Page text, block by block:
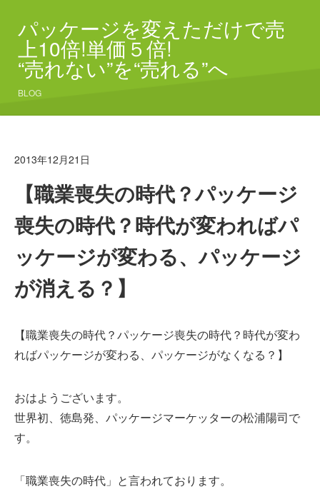
パッケージを変えただけで売
上10倍!単価５倍!
“売れない”を“売れる”へ
BLOG
2013年12月21日
【職業喪失の時代？パッケージ
喪失の時代？時代が変わればパ
ッケージが変わる、パッケージ
が消える？】
【職業喪失の時代？パッケージ喪失の時代？時代が変わ
ればパッケージが変わる、パッケージがなくなる？】
おはようございます。
世界初、徳島発、パッケージマーケッターの松浦陽司で
す。
「職業喪失の時代」と言われております。